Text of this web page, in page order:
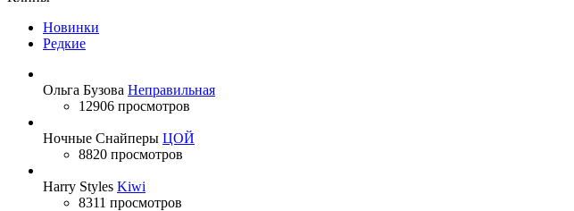
Новинки
Редкие
Ольга Бузова Неправильная
12906 просмотров
Ночные Снайперы ЦОЙ
8820 просмотров
Harry Styles Kiwi
8311 просмотров